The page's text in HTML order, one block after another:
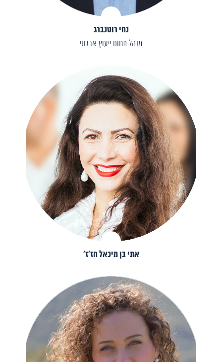
נחי רוטנברג
מנהל תחום ייעוץ ארגוני
אתי בן מיכאל חז׳ז׳